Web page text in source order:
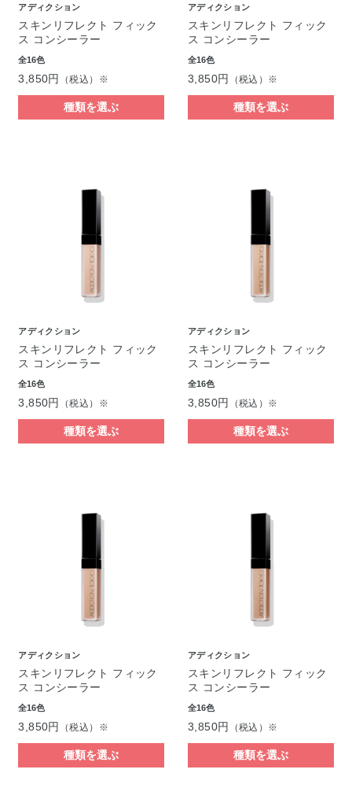
アディクション
スキンリフレクト フィック
ス コンシーラー
全16色
3,850円 （税込）※
種類を選ぶ
アディクション
スキンリフレクト フィック
ス コンシーラー
全16色
3,850円 （税込）※
種類を選ぶ
アディクション
スキンリフレクト フィック
ス コンシーラー
全16色
3,850円 （税込）※
種類を選ぶ
アディクション
スキンリフレクト フィック
ス コンシーラー
全16色
3,850円 （税込）※
種類を選ぶ
アディクション
スキンリフレクト フィック
ス コンシーラー
全16色
3,850円 （税込）※
種類を選ぶ
アディクション
スキンリフレクト フィック
ス コンシーラー
全16色
3,850円 （税込）※
種類を選ぶ